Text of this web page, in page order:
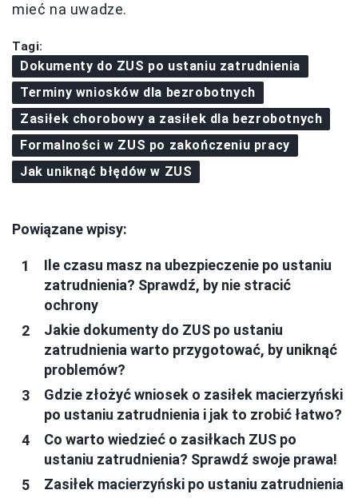
mieć na uwadze.
Tagi:
Dokumenty do ZUS po ustaniu zatrudnienia
Terminy wniosków dla bezrobotnych
Zasiłek chorobowy a zasiłek dla bezrobotnych
Formalności w ZUS po zakończeniu pracy
Jak uniknąć błędów w ZUS
Powiązane wpisy:
Ile czasu masz na ubezpieczenie po ustaniu
zatrudnienia? Sprawdź, by nie stracić
ochrony
Jakie dokumenty do ZUS po ustaniu
zatrudnienia warto przygotować, by uniknąć
problemów?
Gdzie złożyć wniosek o zasiłek macierzyński
po ustaniu zatrudnienia i jak to zrobić łatwo?
Co warto wiedzieć o zasiłkach ZUS po
ustaniu zatrudnienia? Sprawdź swoje prawa!
Zasiłek macierzyński po ustaniu zatrudnienia